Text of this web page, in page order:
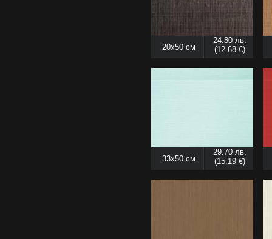
20x50 см
24.80 лв.
(12.68 €)
33x50 см
29.70 лв.
(15.19 €)